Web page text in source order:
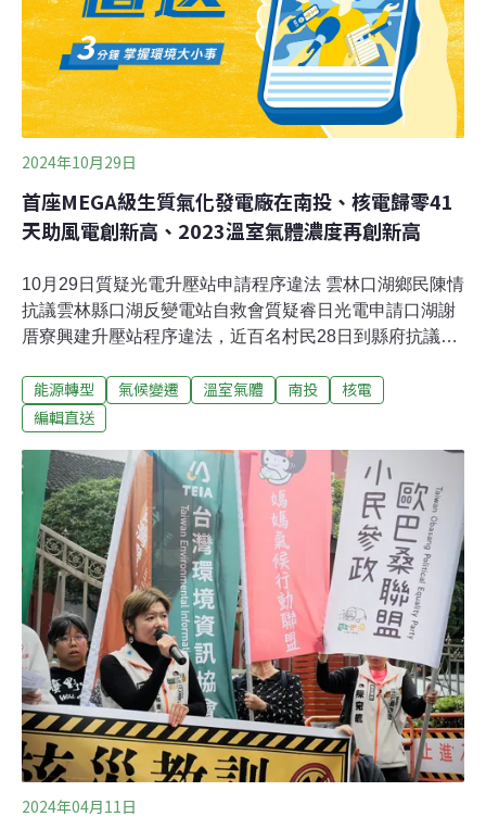
趨勢是透過「低碳」與「減碳」追求淨零與永續，從無
「非碳」一說，因為民眾在日常生活起居中都會有排碳，
應該著重如何減低，若要完全不排碳，恐怕是要社
2024年10月29日
首座MEGA級生質氣化發電廠在南投、核電歸零41
天助風電創新高、2023溫室氣體濃度再創新高
10月29日質疑光電升壓站申請程序違法 雲林口湖鄉民陳情
抗議雲林縣口湖反變電站自救會質疑睿日光電申請口湖謝
厝寮興建升壓站程序違法，近百名村民28日到縣府抗議，
議會監督縣府。口湖鄉謝厝村民因升壓站位置距離村落太
近，且有污染飲用水疑慮，更不滿光電公司在甲地開會、
會、縣政府遞交陳情書。而村民上週五發現大型機具進駐
工地，引發不滿，今天再度到縣府和縣議會表達訴求。
（中央社報導）移動污染源空污裁罰修正 設空維區裁罰公
式環境部修正發布移動污染源空污裁罰準則，新增如機
車、小型車、大型車等可依不同違規樣態套用裁罰公式；
另外加重油品進口或販賣業者，若成分管制項目不合規
定，可罰新台幣40萬至100萬元。環境部28日修正發布
「移動污染源違反空氣污染防制法裁罰準則」，增訂違反
空氣品質維護區移動污染源管制措施的裁罰方式
能源轉型 氣候變遷 溫室氣體 南投
核電
編輯直送
2024年04月11日